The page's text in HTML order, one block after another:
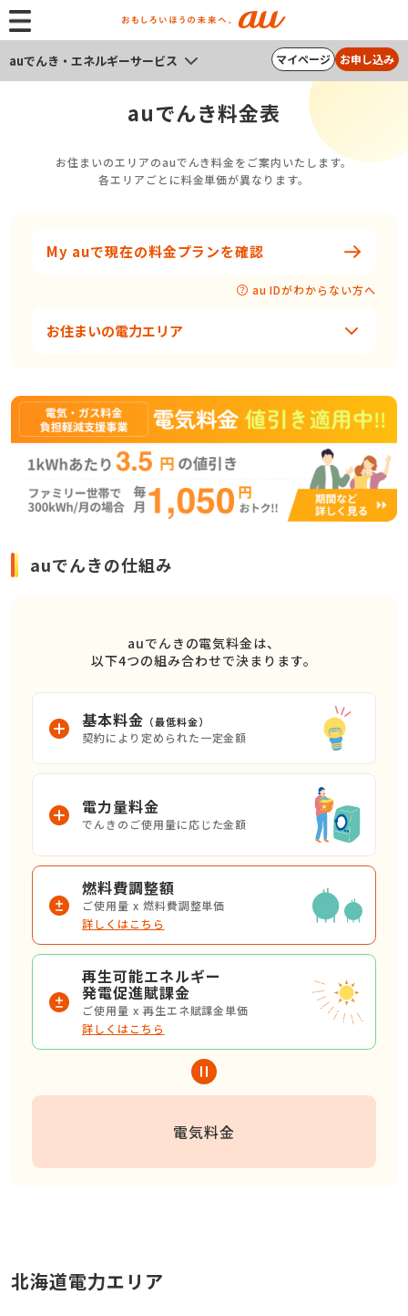
auでんき・エネルギーサービス マイページ お申し込み
auでんき料金表
お住まいのエリアのauでんき料金をご案内いたします。
各エリアごとに料金単価が異なります。
My auで現在の料金プランを確認
au IDがわからない方へ
お住まいの電力エリア
auでんきの仕組み
auでんきの電気料金は、
以下4つの組み合わせで決まります。
基本料金 （最低料金）
契約により定められた一定金額
電力量料金
でんきのご使用量に応じた金額
燃料費調整額
ご使用量 x 燃料費調整単価
詳しくはこちら
再生可能エネルギー
発電促進賦課金
ご使用量 x 再生エネ賦課金単価
詳しくはこちら
電気料金
北海道電力エリア